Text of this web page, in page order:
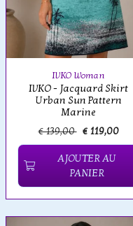
IVKO Woman
IVKO - Jacquard Skirt
Urban Sun Pattern
Marine
€ 139,00 € 119,00
AJOUTER AU
PANIER